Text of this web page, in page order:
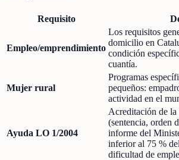
Requisito
Empleo/emprendimiento
Los requisitos
domicilio en
condición
cuantía.
Mujer rural
Programas
pequeños:
actividad en el
Ayuda LO 1/2004
Acreditación de
(sentencia, orden
informe del
inferior al 75 %
dificultad de